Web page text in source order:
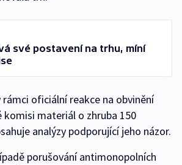
své postavení na trhu, míní
rámci oficiální reakce na obvinění
komisi materiál o zhruba 150
analýzy podporující jeho názor.
porušování antimonopolních